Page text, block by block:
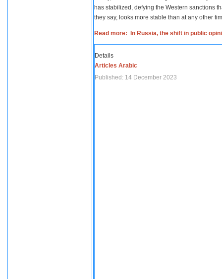
has stabilized, defying the Western sanctions
they say, looks more stable than at any other
Read more: In Russia, the shift in public
Details
Articles Arabic
Published: 14 December 2023